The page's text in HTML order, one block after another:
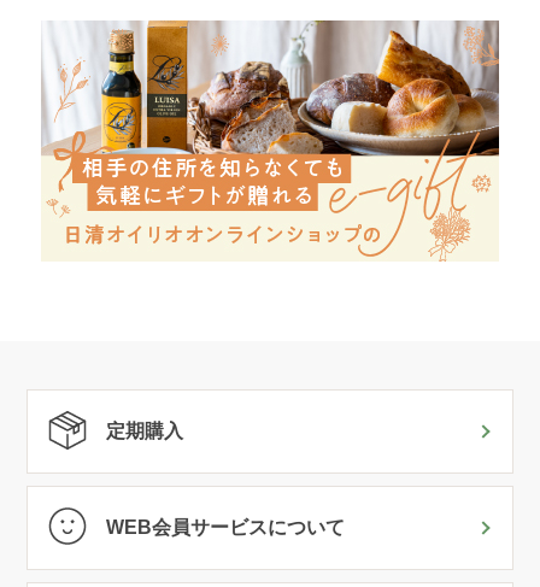
定期購入
WEB会員サービスについて